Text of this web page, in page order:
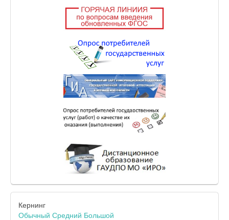
Кернинг
Обычный Средний Большой